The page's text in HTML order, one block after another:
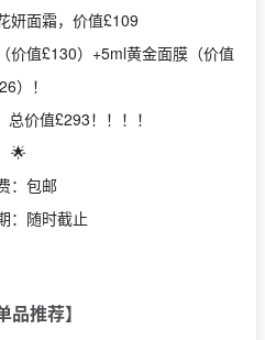
妍面霜，价值£109
价值£130）+5ml黄金面膜（价值
）！
价值£293！！！！
🌟
：包邮
：随时截止
品推荐】